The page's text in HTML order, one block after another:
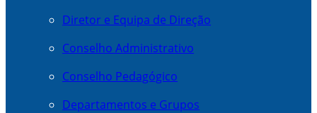
Diretor e Equipa de Direção
Conselho Administrativo
Conselho Pedagógico
Departamentos e Grupos